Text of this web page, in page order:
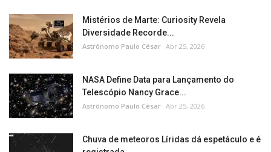
Mistérios de Marte: Curiosity Revela
Diversidade Recorde...
Astrônomo Paulo César Abr 25, 2026
NASA Define Data para Lançamento do
Telescópio Nancy Grace...
Astrônomo Paulo César Abr 25, 2026
Chuva de meteoros Líridas dá espetáculo e é